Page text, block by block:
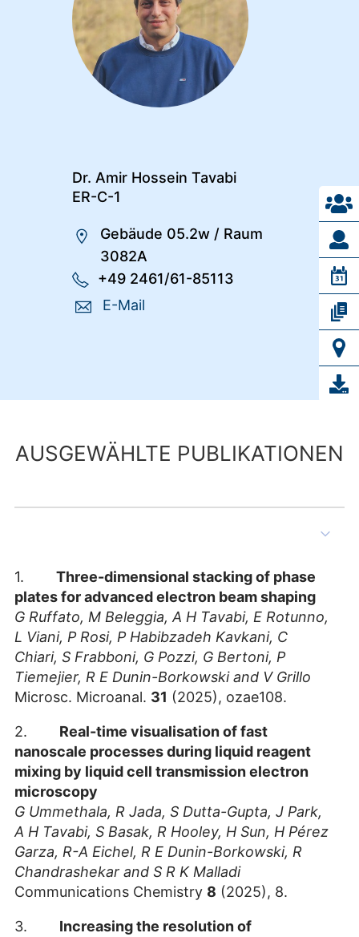
Dr. Amir Hossein Tavabi
ER-C-1
Gebäude 05.2w / Raum
3082A
+49 2461/61-85113
E-Mail
AUSGEWÄHLTE PUBLIKATIONEN
1. Three-dimensional stacking of phase
plates for advanced electron beam shaping
G Ruffato, M Beleggia, A H Tavabi, E Rotunno,
L Viani, P Rosi, P Habibzadeh Kavkani, C
Chiari, S Frabboni, G Pozzi, G Bertoni, P
Tiemejier, R E Dunin-Borkowski and V Grillo
Microsc. Microanal. 31 (2025), ozae108.
2. Real-time visualisation of fast
nanoscale processes during liquid reagent
mixing by liquid cell transmission electron
microscopy
G Ummethala, R Jada, S Dutta-Gupta, J Park,
A H Tavabi, S Basak, R Hooley, H Sun, H Pérez
Garza, R-A Eichel, R E Dunin-Borkowski, R
Chandrashekar and S R K Malladi
Communications Chemistry 8 (2025), 8.
3. Increasing the resolution of